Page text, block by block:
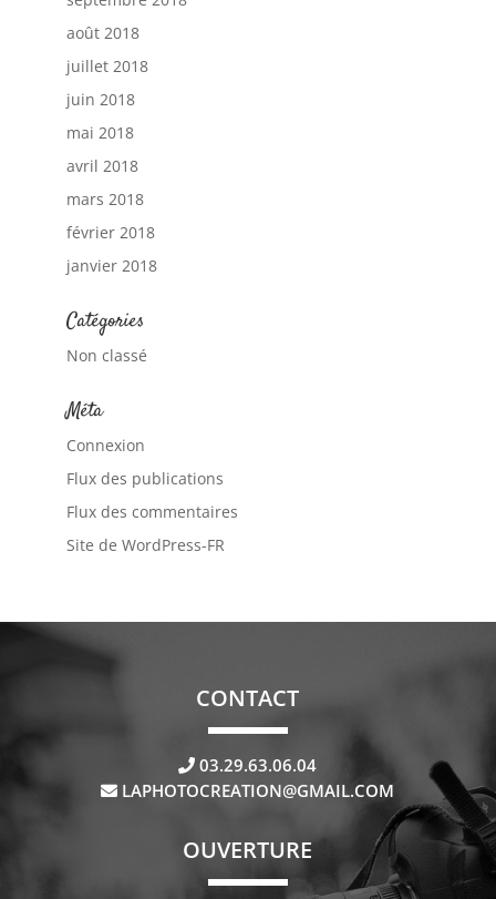
août 2018
juillet 2018
juin 2018
mai 2018
avril 2018
mars 2018
février 2018
janvier 2018
Catégories
Non classé
Méta
Connexion
Flux des publications
Flux des commentaires
Site de WordPress-FR
CONTACT
03.29.63.06.04
LAPHOTOCREATION@GMAIL.COM
OUVERTURE